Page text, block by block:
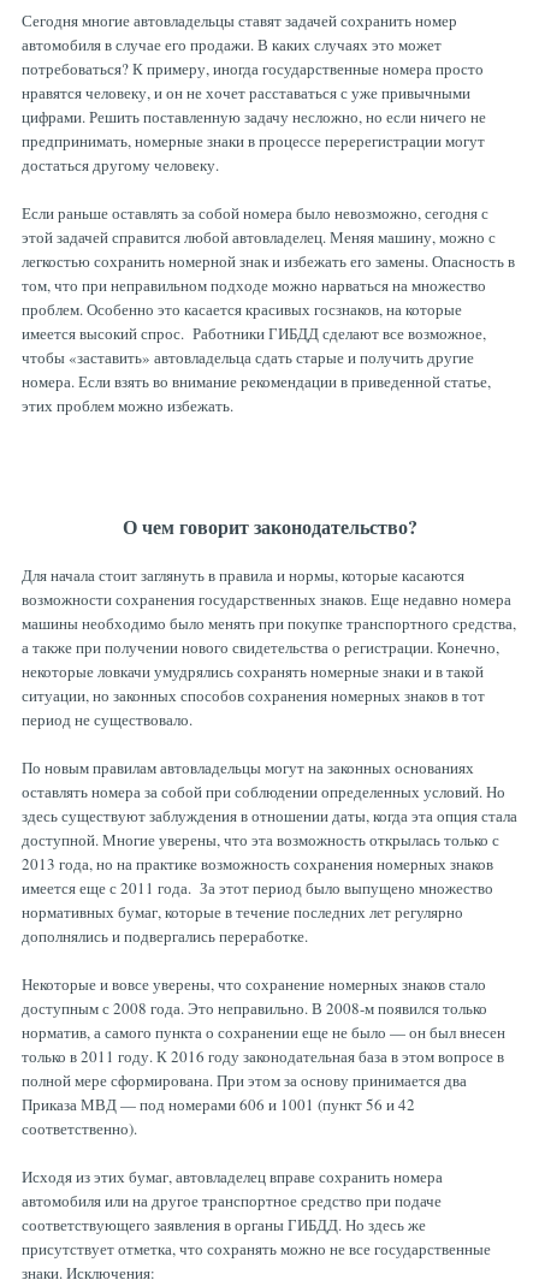
Сегодня многие автовладельцы ставят задачей сохранить номер
автомобиля в случае его продажи. В каких случаях это может
потребоваться? К примеру, иногда государственные номера просто
нравятся человеку, и он не хочет расставаться с уже привычными
цифрами. Решить поставленную задачу несложно, но если ничего не
предпринимать, номерные знаки в процессе перерегистрации могут
достаться другому человеку.
Если раньше оставлять за собой номера было невозможно, сегодня с
этой задачей справится любой автовладелец. Меняя машину, можно с
легкостью сохранить номерной знак и избежать его замены. Опасность в
том, что при неправильном подходе можно нарваться на множество
проблем. Особенно это касается красивых госзнаков, на которые
имеется высокий спрос. Работники ГИБДД сделают все возможное,
чтобы «заставить» автовладельца сдать старые и получить другие
номера. Если взять во внимание рекомендации в приведенной статье,
этих проблем можно избежать.
О чем говорит законодательство?
Для начала стоит заглянуть в правила и нормы, которые касаются
возможности сохранения государственных знаков. Еще недавно номера
машины необходимо было менять при покупке транспортного средства,
а также при получении нового свидетельства о регистрации. Конечно,
некоторые ловкачи умудрялись сохранять номерные знаки и в такой
ситуации, но законных способов сохранения номерных знаков в тот
период не существовало.
По новым правилам автовладельцы могут на законных основаниях
оставлять номера за собой при соблюдении определенных условий. Но
здесь существуют заблуждения в отношении даты, когда эта опция стала
доступной. Многие уверены, что эта возможность открылась только с
2013 года, но на практике возможность сохранения номерных знаков
имеется еще с 2011 года. За этот период было выпущено множество
нормативных бумаг, которые в течение последних лет регулярно
дополнялись и подвергались переработке.
Некоторые и вовсе уверены, что сохранение номерных знаков стало
доступным с 2008 года. Это неправильно. В 2008-м появился только
норматив, а самого пункта о сохранении еще не было — он был внесен
только в 2011 году. К 2016 году законодательная база в этом вопросе в
полной мере сформирована. При этом за основу принимается два
Приказа МВД — под номерами 606 и 1001 (пункт 56 и 42
соответственно).
Исходя из этих бумаг, автовладелец вправе сохранить номера
автомобиля или на другое транспортное средство при подаче
соответствующего заявления в органы ГИБДД. Но здесь же
присутствует отметка, что сохранять можно не все государственные
знаки. Исключения: